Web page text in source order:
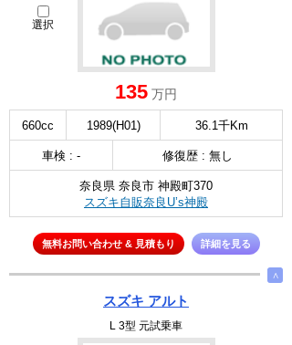
選択
135 万円
660cc 1989(H01) 36.1千Km
車検 : - 修復歴 : 無し
奈良県 奈良市 神殿町370
スズキ自販奈良U’s神殿
無料お問い合わせ & 見積もり 詳細を見る
∧
スズキ アルト
L 3型 元試乗車